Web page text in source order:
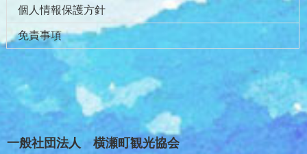
個人情報保護方針
免責事項
一般社団法人 横瀬町観光協会